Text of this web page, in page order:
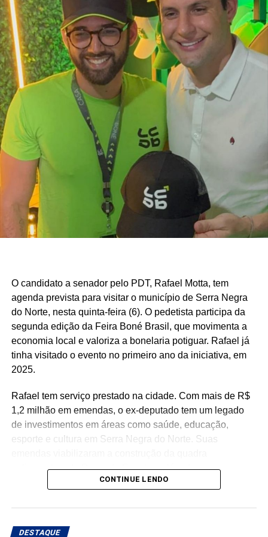
municipal de assistência social. Na avaliação deles, a
atuação da gestão da Secretaria Municipal de Trabalho,
Habitação e Assistência Social, comandada pela
secretária Suzete Pereira, tem contribuído para fortalecer
ações de inclusão social, qualificação e
acompanhamento das famílias, favorecendo a autonomia
financeira e reduzindo a dependência de programas de
transferência de renda.
O estudo também aponta que outros municípios da região
do Seridó, como Ouro Branco, Cruzeta, Jardim do Seridó
e Acari, apresentam indicadores semelhantes em razão
da combinação entre atividade industrial, pecuária
leiteira, comércio, setor público e indicadores de
desenvolvimento humano superiores aos registrados em
boa parte do interior potiguar.
O candidato a senador pelo PDT, Rafael Motta, tem
agenda prevista para visitar o município de Serra Negra
do Norte, nesta quinta-feira (6). O pedetista participa da
segunda edição da Feira Boné Brasil, que movimenta a
economia local e valoriza a bonelaria potiguar. Rafael já
tinha visitado o evento no primeiro ano da iniciativa, em
2025.
Rafael tem serviço prestado na cidade. Com mais de R$
1,2 milhão em emendas, o ex-deputado tem um legado
de investimentos em áreas como saúde, educação,
esporte e cultura em Serra Negra do Norte. Suas
poliesportiva da Praça de Eventos, além de recursos para
a reforma da Casa de Cultura, aquisição de mobiliário
fortalecimento da atenção básica e especializada em
saúde, com investimentos destinados ao município e à
CONTINUE LENDO
DESTAQUE